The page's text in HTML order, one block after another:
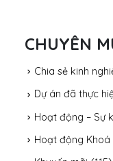
CHUYÊN
Chia sẻ kinh
Dự án đã thực
Hoạt động – Sự
Hoạt động Khoá